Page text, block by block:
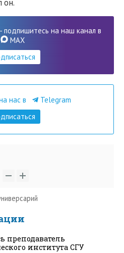
он.
подпишитесь на наш канал в
MAX
нас в
Telegram
преподаватель
института СГУ